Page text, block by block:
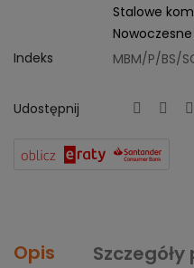
Stalowe
Indeks
MBM/P/BS/
Udostępnij
Opis